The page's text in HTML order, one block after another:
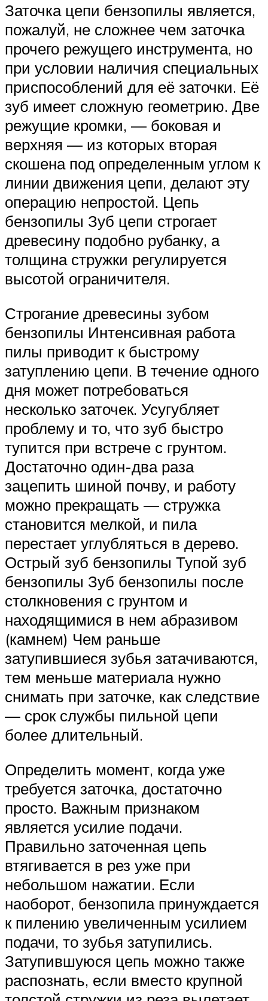
Заточка цепи бензопилы является,
пожалуй, не сложнее чем заточка
прочего режущего инструмента, но
при условии наличия специальных
приспособлений для её заточки. Её
зуб имеет сложную геометрию. Две
режущие кромки, — боковая и
верхняя — из которых вторая
скошена под определенным углом к
линии движения цепи, делают эту
операцию непростой. Цепь
бензопилы Зуб цепи строгает
древесину подобно рубанку, а
толщина стружки регулируется
высотой ограничителя.
Строгание древесины зубом
бензопилы Интенсивная работа
пилы приводит к быстрому
затуплению цепи. В течение одного
дня может потребоваться
несколько заточек. Усугубляет
проблему и то, что зуб быстро
тупится при встрече с грунтом.
Достаточно один-два раза
зацепить шиной почву, и работу
можно прекращать — стружка
становится мелкой, и пила
перестает углубляться в дерево.
Острый зуб бензопилы Тупой зуб
бензопилы Зуб бензопилы после
столкновения с грунтом и
находящимися в нем абразивом
(камнем) Чем раньше
затупившиеся зубья затачиваются,
тем меньше материала нужно
снимать при заточке, как следствие
— срок службы пильной цепи
более длительный.
Определить момент, когда уже
требуется заточка, достаточно
просто. Важным признаком
является усилие подачи.
Правильно заточенная цепь
втягивается в рез уже при
небольшом нажатии. Если
наоборот, бензопила принуждается
к пилению увеличенным усилием
подачи, то зубья затупились.
Затупившуюся цепь можно также
распознать, если вместо крупной